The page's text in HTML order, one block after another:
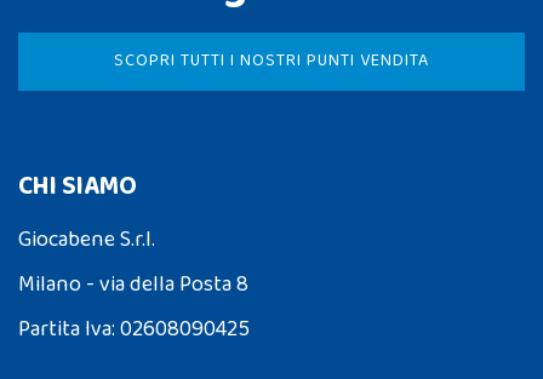
SCOPRI TUTTI I NOSTRI PUNTI VENDITA
CHI SIAMO
Giocabene S.r.l.
Milano - via della Posta 8
Partita Iva: 02608090425